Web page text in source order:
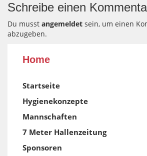
Schreibe einen
Du musst angemeldet sein, um einen
abzugeben.
Home
Startseite
Hygienekonzepte
Mannschaften
7 Meter Hallenzeitung
Sponsoren